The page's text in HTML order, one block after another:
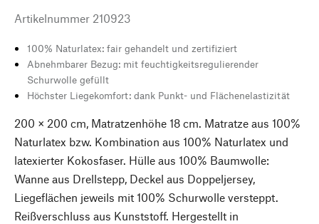
Artikelnummer 210923
100% Naturlatex: fair gehandelt und zertifiziert
Abnehmbarer Bezug: mit feuchtigkeitsregulierender
Schurwolle gefüllt
Höchster Liegekomfort: dank Punkt- und Flächenelastizität
200 × 200 cm, Matratzenhöhe 18 cm. Matratze aus 100%
Naturlatex bzw. Kombination aus 100% Naturlatex und
latexierter Kokosfaser. Hülle aus 100% Baumwolle:
Wanne aus Drellstepp, Deckel aus Doppeljersey,
Liegeflächen jeweils mit 100% Schurwolle versteppt.
Reißverschluss aus Kunststoff. Hergestellt in